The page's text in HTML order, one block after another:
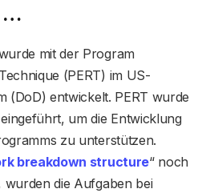
…
mit der Program
(PERT) im US-
(DoD) entwickelt. PERT wurde
um die Entwicklung
zu unterstützen.
breakdown structure“ noch
die Aufgaben bei